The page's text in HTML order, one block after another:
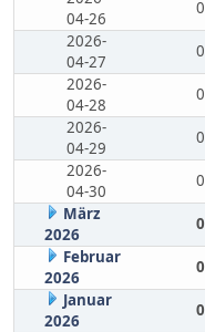
04-26
0
2026-
04-27
0
2026-
04-28
0
2026-
04-29
0
2026-
04-30
0
März
2026
0
Februar
2026
0
Januar
2026
0